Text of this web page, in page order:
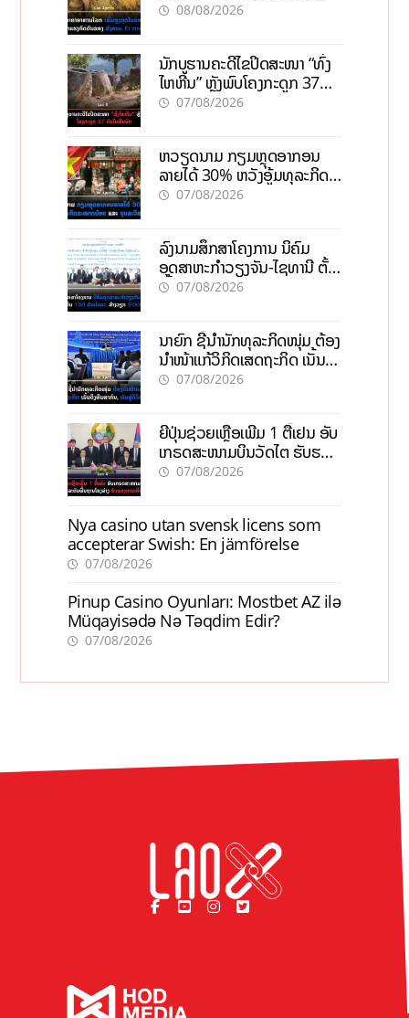
ກົດດັນຂອງສົງຄາມ, El nino
08/08/2026
ນັກບູຮານຄະດີໄຂປິດສະໜາ “ທົ່ງ
ໄຫຫີນ” ຫຼັງພົບໂຄງກະດູກ 37
ຄົນໃນຫີນຍັກ
07/08/2026
ຫວຽດນາມ ກຽມຫຼຸດອາກອນ
ລາຍໄດ້ 30% ຫວັງອູ້ມທຸລະກິດ
ຂະໜາດນ້ອຍ ແລະ ຈຸນລະ
07/08/2026
ລົງນາມສຶກສາໂຄງການ ນິຄົມ
ອຸດສາຫະກຳວຽງຈັນ-ໄຊທານີ ຕັ້ງ
ເປົ້າດຶງທຶນ 150 ລ້ານໂດລາ, ສ້າງ
07/08/2026
ນາຍົກ ຊີ້ນຳນັກທຸລະກິດໜຸ່ມ ຕ້ອງ
ນຳໜ້າແກ້ວິກິດເສດຖະກິດ ເນັ້ນດຶງ
ທຶນສາກົນ, ຫັນສູ່ດິຈິຕອນ
07/08/2026
ຍີ່ປຸ່ນຊ່ວຍເຫຼືອເພີ່ມ 1 ຕື້ເຢນ ອັບ
ເກຣດສະໜາມບິນວັດໄຕ ຮັບຮອງ
ການເຕີບໂຕ
07/08/2026
Nya casino utan svensk licens som
accepterar Swish: En jämförelse
07/08/2026
Pinup Casino Oyunları: Mostbet AZ ilə
Müqayisədə Nə Təqdim Edir?
07/08/2026